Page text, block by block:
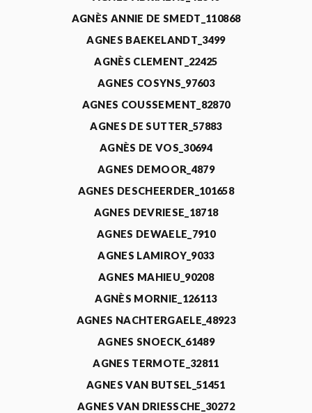
AGNÈS ANNIE DE SMEDT_110868
AGNES BAEKELANDT_3499
AGNÈS CLEMENT_22425
AGNES COSYNS_97603
AGNES COUSSEMENT_82870
AGNES DE SUTTER_57883
AGNÈS DE VOS_30694
AGNES DEMOOR_4879
AGNES DESCHEERDER_101658
AGNES DEVRIESE_18718
AGNES DEWAELE_7910
AGNES LAMIROY_9033
AGNES MAHIEU_90208
AGNÈS MORNIE_126113
AGNES NACHTERGAELE_48923
AGNES SNOECK_61489
AGNES TERMOTE_32811
AGNES VAN BUTSEL_51451
AGNES VAN DRIESSCHE_30272